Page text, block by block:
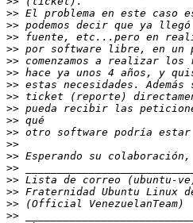
>>
>>
>>
>>
>>
>>
>>
>>
>>
>>
>>
>>
>> Esperando su
>>
>>
>>
>>
>>